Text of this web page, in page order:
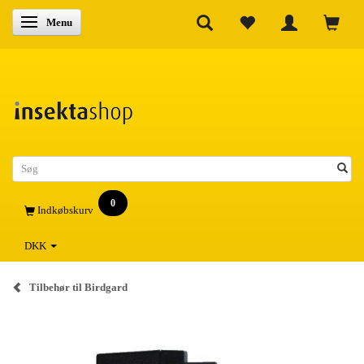
Skifte navigation
Menu
Indkøbskurv
0
DKK
Tilbehør til Birdgard